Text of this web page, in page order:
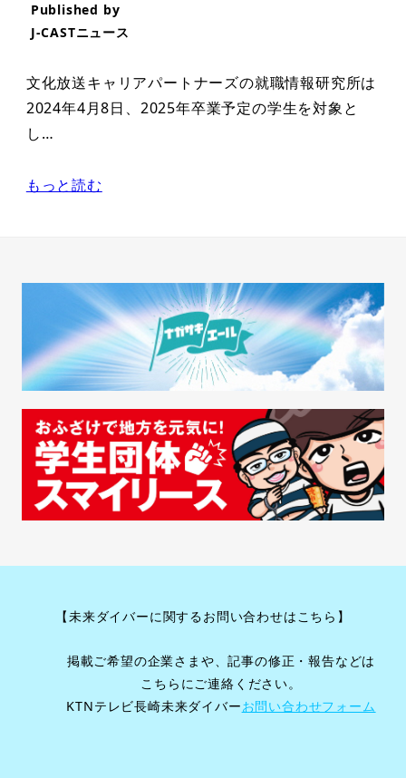
Published by
J-CASTニュース
文化放送キャリアパートナーズの就職情報研究所は
2024年4月8日、2025年卒業予定の学生を対象と
し…
もっと読む
【未来ダイバーに関するお問い合わせはこちら】
掲載ご希望の企業さまや、記事の修正・報告などは
こちらにご連絡ください。
KTNテレビ長崎未来ダイバーお問い合わせフォーム